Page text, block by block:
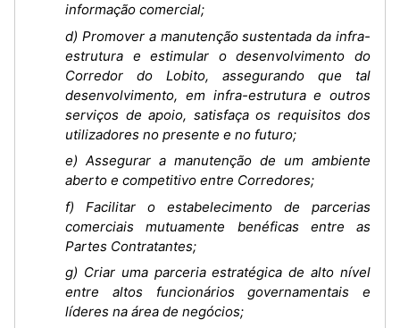
informação comercial;
d) Promover a manutenção sustentada da infra-
estrutura e estimular o desenvolvimento do
Corredor do Lobito, assegurando que tal
desenvolvimento, em infra-estrutura e outros
serviços de apoio, satisfaça os requisitos dos
utilizadores no presente e no futuro;
e) Assegurar a manutenção de um ambiente
aberto e competitivo entre Corredores;
f) Facilitar o estabelecimento de parcerias
comerciais mutuamente benéficas entre as
Partes Contratantes;
g) Criar uma parceria estratégica de alto nível
entre altos funcionários governamentais e
líderes na área de negócios;